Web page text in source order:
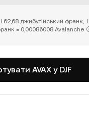
джибутійський франк, 1
= 0,00086008 Avalanche
AVAX у DJF